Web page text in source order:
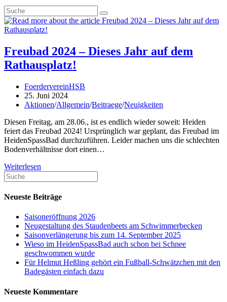
Freubad 2024 – Dieses Jahr auf dem
Rathausplatz!
Beitrags-
Autor:
FoerdervereinHSB
Beitrag
veröffentlicht:
25. Juni 2024
Beitrags-
Aktionen/Allgemein/Beitraege/Neuigkeiten
Diesen Freitag, am 28.06., ist es endlich wieder soweit: Heiden
feiert das Freubad 2024! Ursprünglich war geplant, das Freubad im
HeidenSpassBad durchzuführen. Leider machen uns die schlechten
Bodenverhältnisse dort einen…
Weiterlesen
–
Dieses
Jahr
dem
Rathausplatz!
Search
this
website
Neueste Beiträge
Saisoneröffnung 2026
Neugestaltung des Staudenbeets am Schwimmerbecken
Saisonverlängerung bis zum 14. September 2025
Wieso im HeidenSpassBad auch schon bei Schnee
geschwommen wurde
Für Helmut Heßling gehört ein Fußball-Schwätzchen mit den
Badegästen einfach dazu
Neueste Kommentare